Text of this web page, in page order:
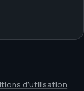
d’utilisation